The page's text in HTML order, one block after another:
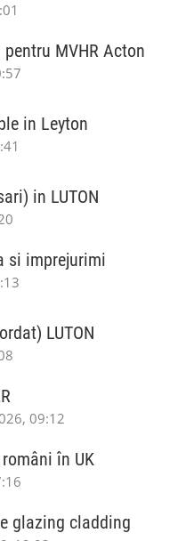
MVHR Acton
in Leyton
in LUTON
si imprejurimi
LUTON
09:12
în UK
glazing cladding